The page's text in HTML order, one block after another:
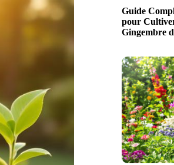
Guide
pour
Gingembre